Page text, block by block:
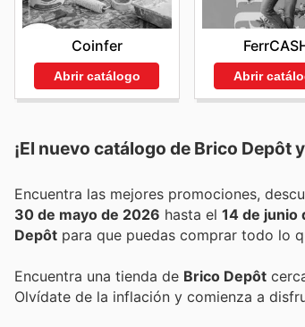
Coinfer
Abrir catálogo Abrir
¡El nuevo catálogo de Brico Depôt
30 de mayo de 2026 hasta el 14 de junio
Depôt para que puedas comprar todo lo
Encuentra una tienda de Brico Depôt
Olvídate de la inflación y comienza a